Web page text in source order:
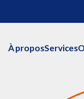
À proposServices